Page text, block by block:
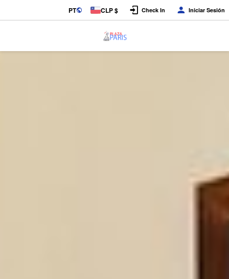
PT CLP $ Check In Iniciar Sesión